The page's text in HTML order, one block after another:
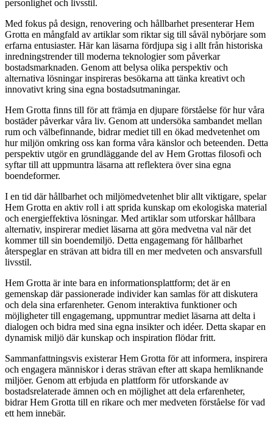
personlighet och livsstil.
Med fokus på design, renovering och hållbarhet presenterar Hem
Grotta en mångfald av artiklar som riktar sig till såväl nybörjare som
erfarna entusiaster. Här kan läsarna fördjupa sig i allt från historiska
inredningstrender till moderna teknologier som påverkar
bostadsmarknaden. Genom att belysa olika perspektiv och
alternativa lösningar inspireras besökarna att tänka kreativt och
innovativt kring sina egna bostadsutmaningar.
Hem Grotta finns till för att främja en djupare förståelse för hur våra
bostäder påverkar våra liv. Genom att undersöka sambandet mellan
rum och välbefinnande, bidrar mediet till en ökad medvetenhet om
hur miljön omkring oss kan forma våra känslor och beteenden. Detta
perspektiv utgör en grundläggande del av Hem Grottas filosofi och
syftar till att uppmuntra läsarna att reflektera över sina egna
boendeformer.
I en tid där hållbarhet och miljömedvetenhet blir allt viktigare, spelar
Hem Grotta en aktiv roll i att sprida kunskap om ekologiska material
och energieffektiva lösningar. Med artiklar som utforskar hållbara
alternativ, inspirerar mediet läsarna att göra medvetna val när det
kommer till sin boendemiljö. Detta engagemang för hållbarhet
återspeglar en strävan att bidra till en mer medveten och ansvarsfull
livsstil.
Hem Grotta är inte bara en informationsplattform; det är en
gemenskap där passionerade individer kan samlas för att diskutera
och dela sina erfarenheter. Genom interaktiva funktioner och
möjligheter till engagemang, uppmuntrar mediet läsarna att delta i
dialogen och bidra med sina egna insikter och idéer. Detta skapar en
dynamisk miljö där kunskap och inspiration flödar fritt.
Sammanfattningsvis existerar Hem Grotta för att informera, inspirera
och engagera människor i deras strävan efter att skapa hemliknande
miljöer. Genom att erbjuda en plattform för utforskande av
bostadsrelaterade ämnen och en möjlighet att dela erfarenheter,
bidrar Hem Grotta till en rikare och mer medveten förståelse för vad
ett hem innebär.